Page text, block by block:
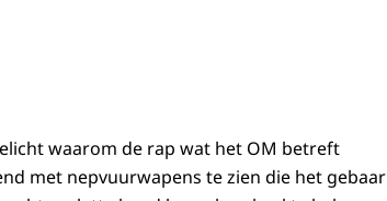
waarom de rap wat het OM betreft
met nepvuurwapens te zien die het gebaar